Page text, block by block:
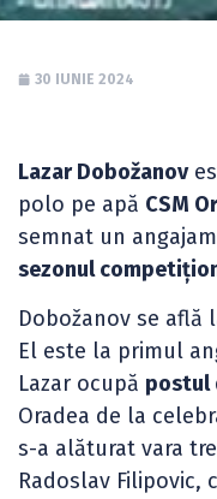
30 IUNIE 2024
Lazar Dobožanov
polo pe apă CSM
semnat un
sezonul
Dobožanov se află
El este la primul
Lazar ocupă postul
Oradea de la
s-a alăturat vara
Radoslav Filipovic,